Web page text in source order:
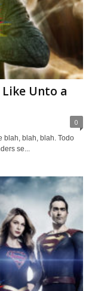
Unto a
0
blah, blah, blah. Todo
se...